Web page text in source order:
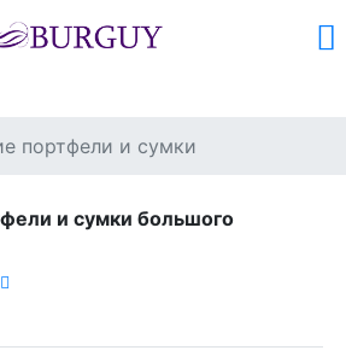
портфели и сумки
и сумки большого